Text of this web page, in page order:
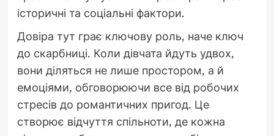
історичні та соціальні фактори.
Довіра тут грає ключову роль, наче ключ
до скарбниці. Коли дівчата йдуть удвох,
вони діляться не лише простором, а й
емоціями, обговорюючи все від робочих
стресів до романтичних пригод. Це
створює відчуття спільноти, де кожна